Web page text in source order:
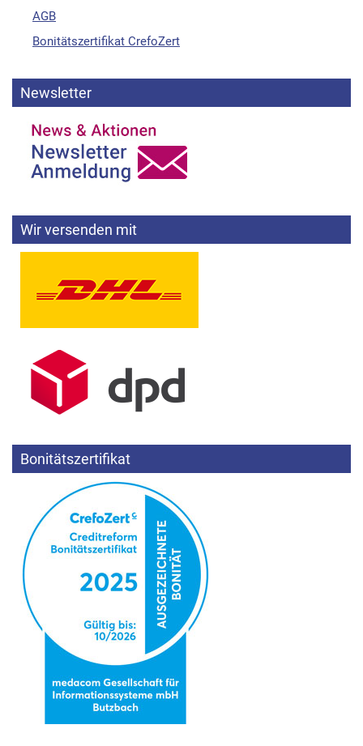
AGB
Bonitätszertifikat CrefoZert
Newsletter
Wir versenden mit
Bonitätszertifikat